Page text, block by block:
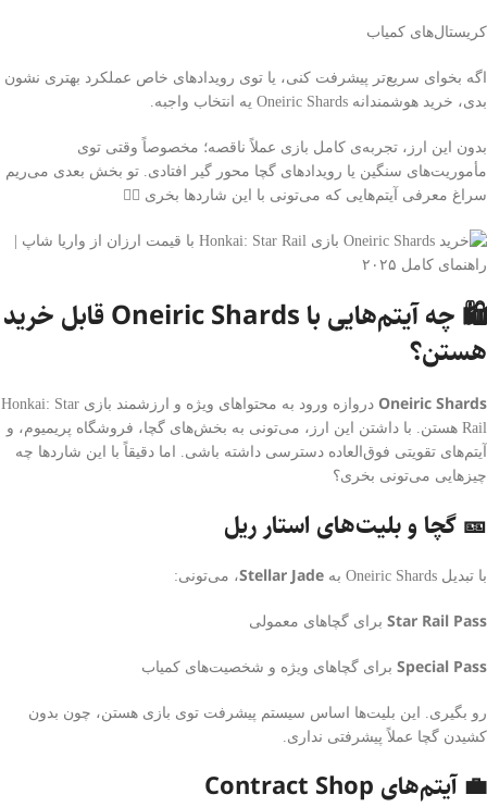
کریستال‌های کمیاب
اگه بخوای سریع‌تر پیشرفت کنی، یا توی رویدادهای خاص عملکرد بهتری نشون
بدی، خرید هوشمندانه Oneiric Shards یه انتخاب واجبه.
بدون این ارز، تجربه‌ی کامل بازی عملاً ناقصه؛ مخصوصاً وقتی توی
مأموریت‌های سنگین یا رویدادهای گچا محور گیر افتادی. تو بخش بعدی می‌ریم
سراغ معرفی آیتم‌هایی که می‌تونی با این شاردها بخری 👇🏻
🛍️ چه آیتم‌هایی با Oneiric Shards قابل خرید
هستن؟
Oneiric Shards
دروازه ورود به محتواهای ویژه و ارزشمند بازی Honkai: Star
Rail هستن. با داشتن این ارز، می‌تونی به بخش‌های گچا، فروشگاه پریمیوم، و
آیتم‌های تقویتی فوق‌العاده دسترسی داشته باشی. اما دقیقاً با این شاردها چه
چیزهایی می‌تونی بخری؟
🎫 گچا و بلیت‌های استار ریل
با تبدیل Oneiric Shards به Stellar Jade، می‌تونی:
Star Rail Pass برای گچاهای معمولی
Special Pass برای گچاهای ویژه و شخصیت‌های کمیاب
رو بگیری. این بلیت‌ها اساس سیستم پیشرفت توی بازی هستن، چون بدون
کشیدن گچا عملاً پیشرفتی نداری.
💼 آیتم‌های Contract Shop